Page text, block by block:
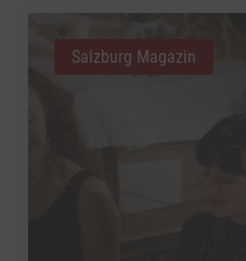
Salzburg Magazin